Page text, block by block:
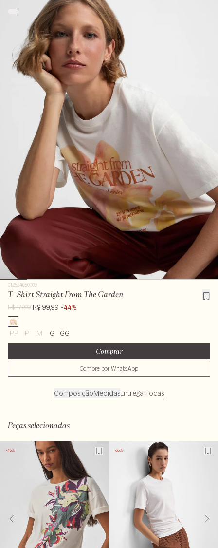
012524050009
T- Shirt Straight From The Garden
R$ 179,00 R$ 99,99 -44%
PP P M G GG
Comprar
Compre por WhatsApp
ComposiçãoMedidasEntregaTrocas
Peças selecionadas
-45% -35%